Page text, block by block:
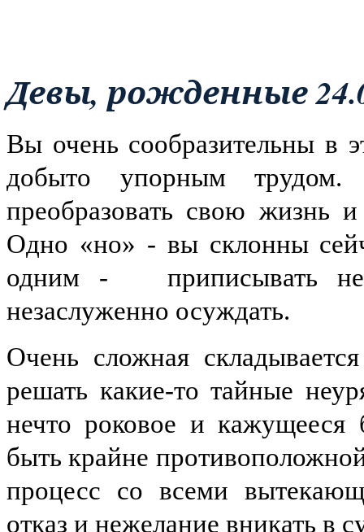
Девы, рожденные
Вы очень сообразительны в
добыто упорным
преобразовать свою жизнь
Одно «но» - вы склонны
одним -
приписывать
незаслуженно осуждать.
Очень сложная
решать какие-то тайные
нечто роковое и
быть крайне
процесс со всеми
отказ и нежелание вникать в